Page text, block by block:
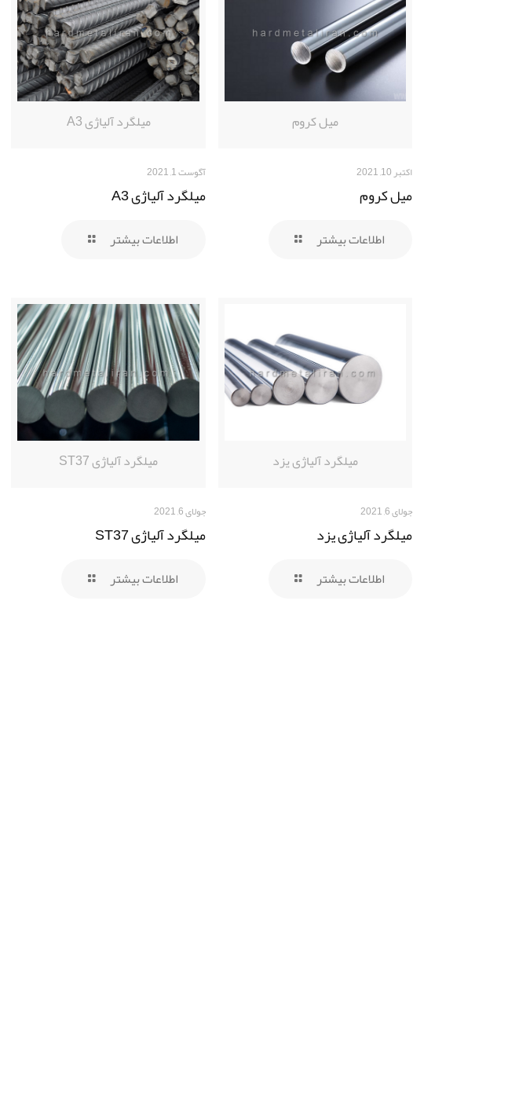
میل کروم
اکتبر 10, 2021
میل کروم
اطلاعات بیشتر
میلگرد آلیاژی A3
آگوست 1, 2021
میلگرد آلیاژی A3
اطلاعات بیشتر
میلگرد آلیاژی یزد
جولای 6, 2021
میلگرد آلیاژی یزد
اطلاعات بیشتر
میلگرد آلیاژی ST37
جولای 6, 2021
میلگرد آلیاژی ST37
اطلاعات بیشتر